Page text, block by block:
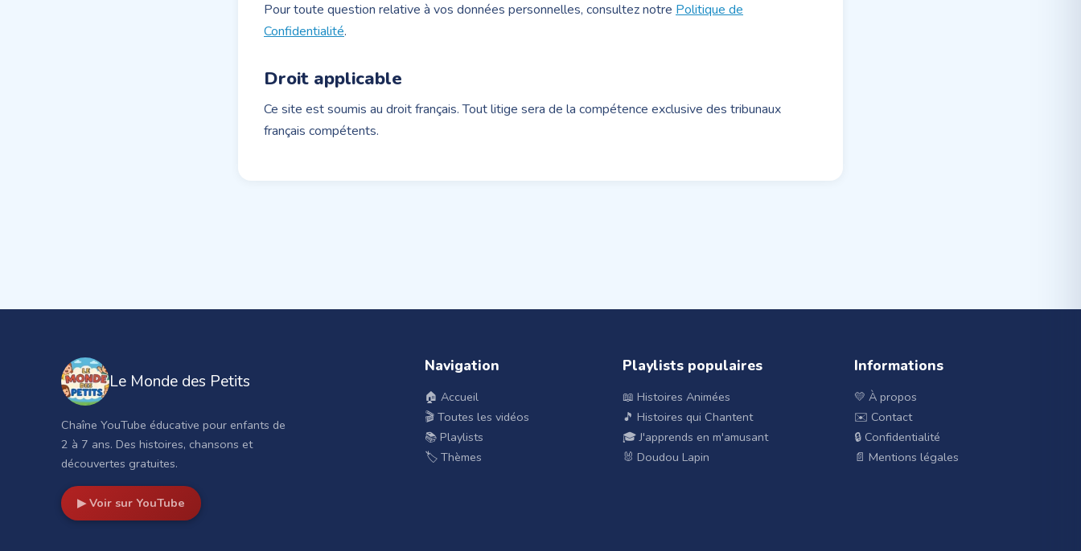
Pour toute question relative à vos données personnelles, consultez notre Politique de
Confidentialité.
Droit applicable
Ce site est soumis au droit français. Tout litige sera de la compétence exclusive des tribunaux
français compétents.
Le Monde des Petits
Chaîne YouTube éducative pour enfants de
2 à 7 ans. Des histoires, chansons et
découvertes gratuites.
▶ Voir sur YouTube
Navigation
🏠 Accueil
🎬 Toutes les vidéos
📚 Playlists
🏷️ Thèmes
Playlists populaires
📖 Histoires Animées
🎵 Histoires qui Chantent
🎓 J'apprends en m'amusant
🐰 Doudou Lapin
Informations
💛 À propos
✉️ Contact
🔒 Confidentialité
📄 Mentions légales